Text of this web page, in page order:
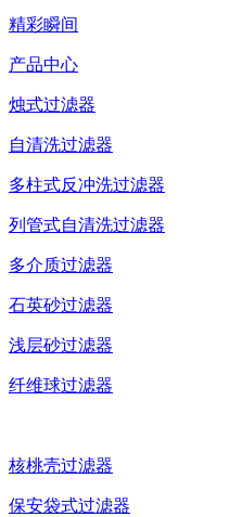
精彩瞬间
产品中心
烛式过滤器
自清洗过滤器
多柱式反冲洗过滤器
列管式自清洗过滤器
多介质过滤器
石英砂过滤器
浅层砂过滤器
纤维球过滤器
核桃壳过滤器
保安袋式过滤器